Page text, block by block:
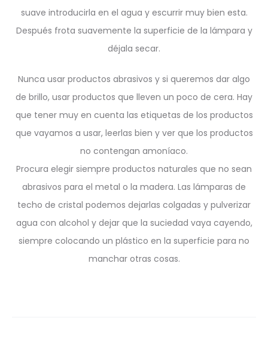
suave introducirla en el agua y escurrir muy bien esta.
Después frota suavemente la superficie de la lámpara y
déjala secar.
Nunca usar productos abrasivos y si queremos dar algo
de brillo, usar productos que lleven un poco de cera. Hay
que tener muy en cuenta las etiquetas de los productos
que vayamos a usar, leerlas bien y ver que los productos
no contengan amoníaco.
Procura elegir siempre productos naturales que no sean
abrasivos para el metal o la madera. Las lámparas de
techo de cristal podemos dejarlas colgadas y pulverizar
agua con alcohol y dejar que la suciedad vaya cayendo,
siempre colocando un plástico en la superficie para no
manchar otras cosas.